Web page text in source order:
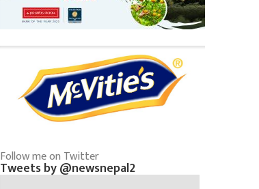
Follow me on Twitter
Tweets by @newsnepal2